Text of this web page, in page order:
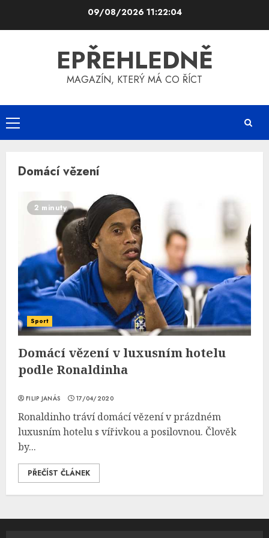
09/08/2026 11:22:05
EPŘEHLEDNĚ
MAGAZÍN, KTERÝ MÁ CO ŘÍCT
Primary
Menu
Domácí vězení
2 minuty
Sport
Domácí vězení v luxusním hotelu
podle Ronaldinha
FILIP JANÁS 17/04/2020
Ronaldinho tráví domácí vězení v prázdném
luxusním hotelu s vířivkou a posilovnou. Člověk
by...
PŘEČÍST ČLÁNEK